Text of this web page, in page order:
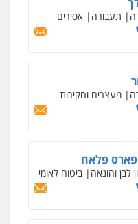
תעבורה אסירים
מעצרים וחקירות
פארס פלאח
לבן והונאה ביטוח לאומי